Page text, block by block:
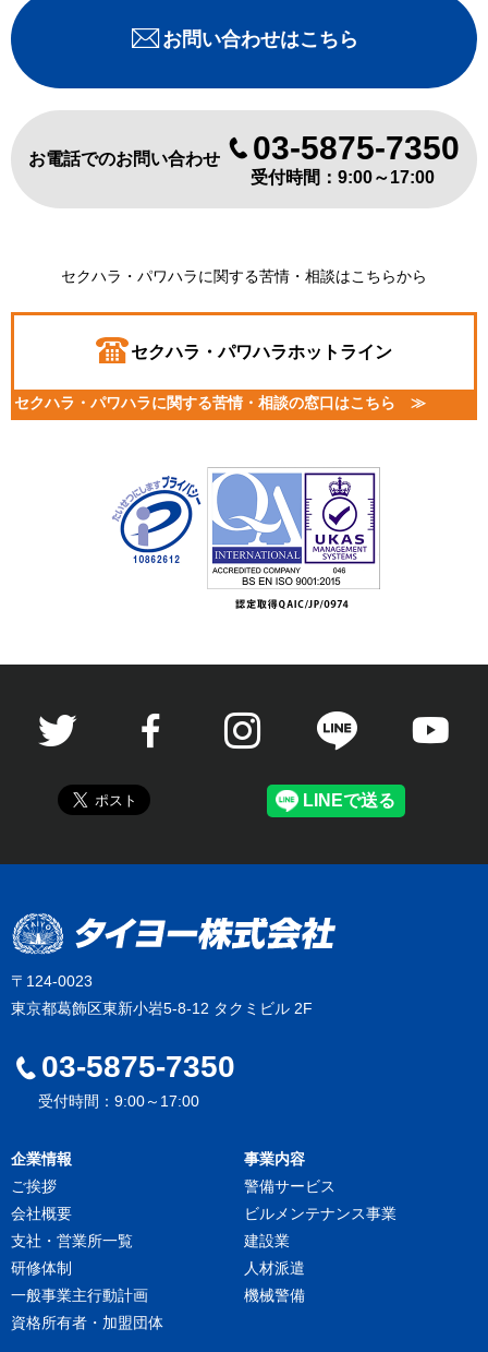
お問い合わせはこちら
お電話でのお問い合わせ 03-5875-7350
受付時間：9:00～17:00
セクハラ・パワハラに関する苦情・相談はこちらから
セクハラ・パワハラホットライン
セクハラ・パワハラに関する苦情・相談の窓口はこちら ≫
〒124-0023
東京都葛飾区東新小岩5-8-12 タクミビル 2F
03-5875-7350
受付時間：9:00～17:00
企業情報
ご挨拶
会社概要
支社・営業所一覧
研修体制
一般事業主行動計画
資格所有者・加盟団体
事業内容
警備サービス
ビルメンテナンス事業
建設業
人材派遣
機械警備